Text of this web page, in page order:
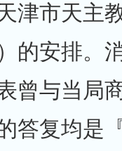
津市天主
的安排。
曾与当局
答复均是